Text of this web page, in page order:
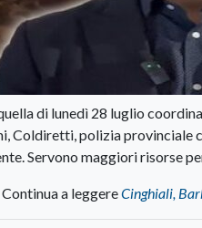
di lunedì 28 luglio
Coldiretti, polizia
Servono maggiori risorse
Continua a leggereCinghiali,